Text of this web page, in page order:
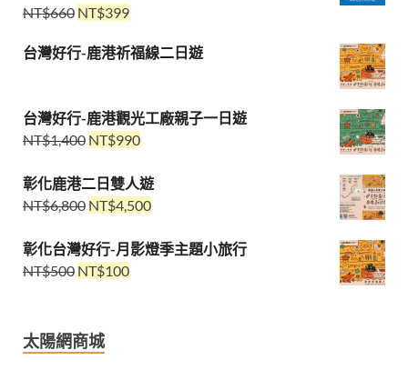
NT$660 NT$399
台灣好行-鹿港祈福線二日遊
台灣好行-鹿港觀光工廠親子一日遊
NT$1,400 NT$990
彰化鹿港二日雙人遊
NT$6,800 NT$4,500
彰化台灣好行-月影燈季主題小旅行
NT$500 NT$100
太陽網商城